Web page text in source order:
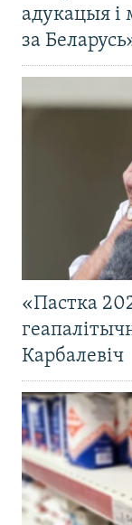
адукацыя
за
«Пастка
Карбалевіч